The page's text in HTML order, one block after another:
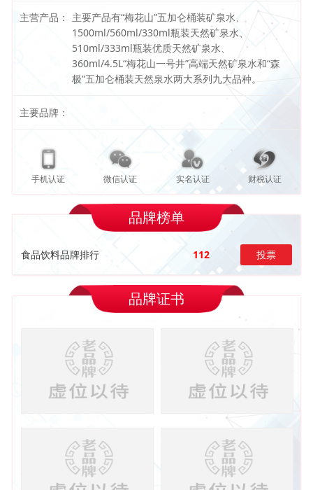
主营产品：
主要产品有“梅花山”五加仑桶装矿泉水、
1500ml/560ml/330ml瓶装天然矿泉水、
510ml/333ml瓶装优质天然矿泉水、
360ml/4.5L“梅花山一号井”高端天然矿泉水和“森
极”五加仑桶装天然泉水两大系列九大品种。
主要品牌：
手机认证 微信认证 实名认证 财税认证
品牌榜单
食品饮料品牌排行 112 投票
品牌证书